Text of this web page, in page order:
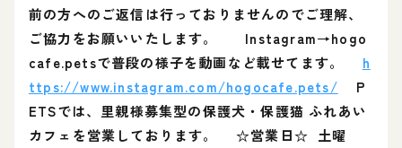
前の方へのご返信は行っておりませんのでご理解、
ご協力をお願いいたします。 Instagram→hogo
cafe.petsで普段の様子を動画など載せてます。 h
ttps://www.instagram.com/hogocafe.pets/ P
ETSでは、里親様募集型の保護犬・保護猫 ふれあい
カフェを営業しております。 ☆営業日☆ 土曜